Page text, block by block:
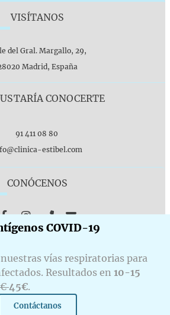
VISÍTANOS
del Gral. Margallo, 29,
Madrid, España
CONOCERTE
91 411 08 80
estibel.com
CONÓCENOS
de Estética y Nutrición Estibel S.L.
Política de cookies
Panel de cookies
de estética y nutrición © todos los
COVID-19
vías respiratorias para
Resultados en 10-15
45€.
Contáctanos